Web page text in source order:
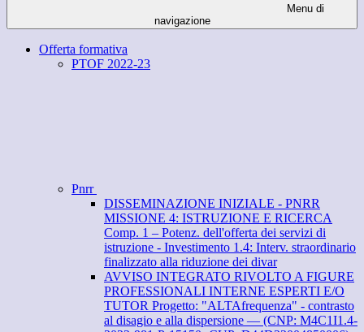
Menu di
navigazione
Offerta formativa
PTOF 2022-23
Pnrr
DISSEMINAZIONE INIZIALE - PNRR
MISSIONE 4: ISTRUZIONE E RICERCA
Comp. 1 – Potenz. dell'offerta dei servizi di
istruzione - Investimento 1.4: Interv. straordinario
finalizzato alla riduzione dei divar
AVVISO INTEGRATO RIVOLTO A FIGURE
PROFESSIONALI INTERNE ESPERTI E/O
TUTOR Progetto: "ALTAfrequenza" - contrasto
al disagio e alla dispersione — (CNP: M4C1I1.4-